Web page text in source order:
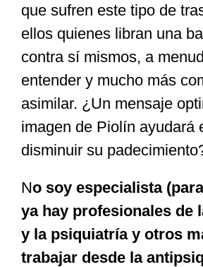
que sufren este tipo de
ellos quienes libran una
contra sí mismos, a
entender y mucho más
asimilar. ¿Un mensaje
imagen de Piolín ayudará
disminuir su
No soy especialista
ya hay profesionales de
y la psiquiatría y otros
trabajar desde la